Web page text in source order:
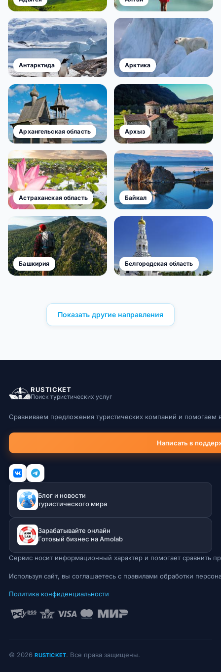
Антарктида Арктика
Архангельская область Архыз
Астраханская область Байкал
Башкирия Белгородская область
Показать другие направления
RUSTICKET
Поиск туристических услуг
Сравниваем предложения туристических компаний и помогаем
Написать в
Блог и новости
туристического мира
Зарабатывайте онлайн
Готовый бизнес на Amolab
Сервис носит информационный характер и помогает сравнить
Используя сайт, вы соглашаетесь с правилами обработки
Политика конфиденциальности
© 2026RUSTICKET. Все права защищены.